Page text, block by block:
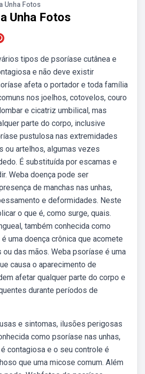
Unha Fotos
Unha Fotos
tipos de psoríase cutânea e
e não deve existir
afeta o portador e toda família
nos joelhos, cotovelos, couro
e cicatriz umbilical, mas
parte do corpo, inclusive
pustulosa nas extremidades
ou artelhos, algumas vezes
É substituída por escamas e
Weba doença pode ser
de manchas nas unhas,
e deformidades. Neste
o que é, como surge, quais.
também conhecida como
uma doença crônica que acomete
das mãos. Weba psoríase é uma
causa o aparecimento de
afetar qualquer parte do corpo e
durante períodos de
e sintomas, ilusões perigosas
como psoríase nas unhas,
contagiosa e o seu controle é
que uma micose comum. Além